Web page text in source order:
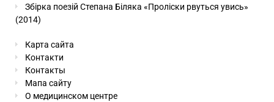
Збірка поезій Степана Біляка «Проліски рвуться увись»
(2014)
Карта сайта
Контакти
Контакты
Мапа сайту
О медицинском центре